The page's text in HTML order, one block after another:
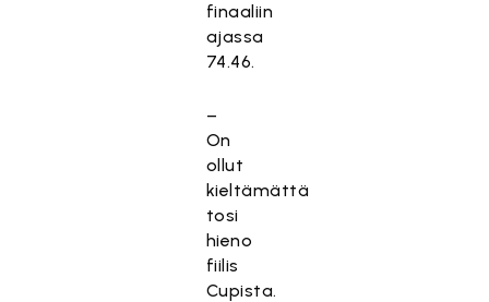
finaaliin
ajassa
74.46.
–
On
ollut
kieltämättä
tosi
hieno
fiilis
Cupista.